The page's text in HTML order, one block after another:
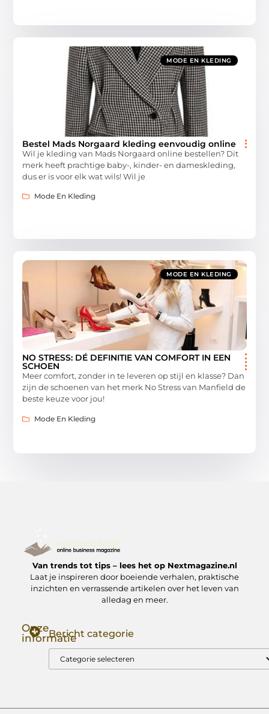
MODE EN KLEDING
Bestel Mads Norgaard kleding eenvoudig online
Wil je kleding van Mads Norgaard online bestellen? Dit
merk heeft prachtige baby-, kinder- en dameskleding,
dus er is voor elk wat wils! Wil je
Mode En Kleding
MODE EN KLEDING
NO STRESS: DÉ DEFINITIE VAN COMFORT IN EEN
SCHOEN
Meer comfort, zonder in te leveren op stijl en klasse? Dan
zijn de schoenen van het merk No Stress van Manfield de
beste keuze voor jou!
Mode En Kleding
Van trends tot tips – lees het op Nextmagazine.nl
Laat je inspireren door boeiende verhalen, praktische
inzichten en verrassende artikelen over het leven van
alledag en meer.
Onze
informatieBericht categorie